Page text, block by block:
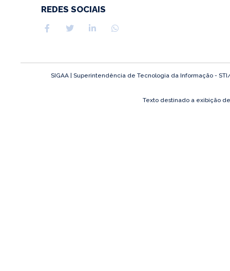
REDES SOCIAIS
SIGAA | Superintendência de Tecnologia da Informação -
Texto destinado a exibição